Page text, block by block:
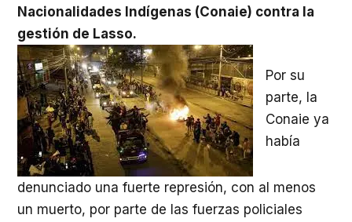
Nacionalidades Indígenas (Conaie) contra la
gestión de Lasso.
Por su
parte, la
Conaie ya
había
denunciado una fuerte represión, con al menos
un muerto, por parte de las fuerzas policiales